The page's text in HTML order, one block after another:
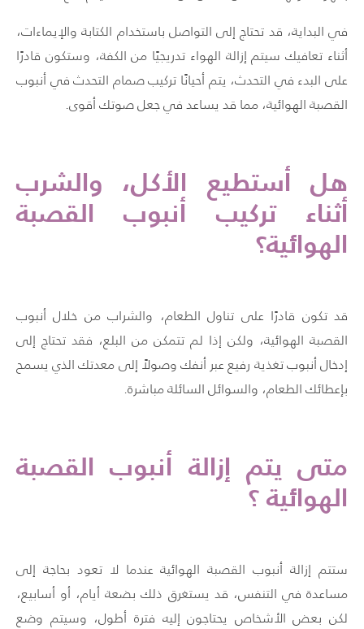
في البداية، قد تحتاج إلى التواصل باستخدام الكتابة والإيماءات،
أثناء تعافيك سيتم إزالة الهواء تدريجيًا من الكفة، وستكون قادرًا
على البدء في التحدث، يتم أحيانًا تركيب صمام التحدث في أنبوب
القصبة الهوائية، مما قد يساعد في جعل صوتك أقوى.
هل أستطيع الأكل، والشرب
أثناء تركيب أنبوب القصبة
الهوائية؟
قد تكون قادرًا على تناول الطعام، والشراب من خلال أنبوب
القصبة الهوائية، ولكن إذا لم تتمكن من البلع، فقد تحتاج إلى
إدخال أنبوب تغذية رفيع عبر أنفك وصولاً إلى معدتك الذي يسمح
بإعطائك الطعام، والسوائل السائلة مباشرة.
متى يتم إزالة أنبوب القصبة
الهوائية ؟
ستتم إزالة أنبوب القصبة الهوائية عندما لا تعود بحاجة إلى
مساعدة في التنفس، قد يستغرق ذلك بضعة أيام، أو أسابيع،
لكن بعض الأشخاص يحتاجون إليه فترة أطول، وسيتم وضع